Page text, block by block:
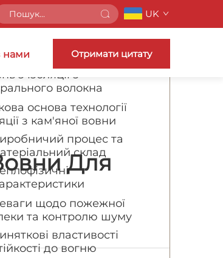
UK
нами Отримати цитату
Для
з перевагами
з ізоляції з
волокна
основа технології
з кам'яної вовни
процес та
склад
щодо пожежної
та контролю шуму
властивості
до вогню